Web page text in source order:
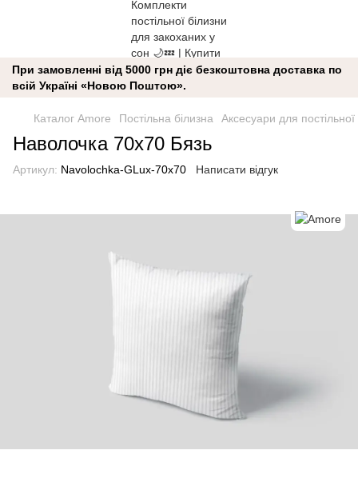
При замовленні від 5000 грн діє безкоштовна доставка по
всій Україні «Новою Поштою».
Каталог Amore Постільна білизна Аксесуари для постільної
Наволочка 70x70 Бязь
Артикул: Navolochka-GLux-70x70 Написати відгук